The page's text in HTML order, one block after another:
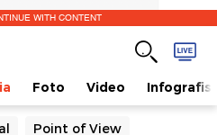
WITH CONTENT
Foto Video Infografis
Point of View